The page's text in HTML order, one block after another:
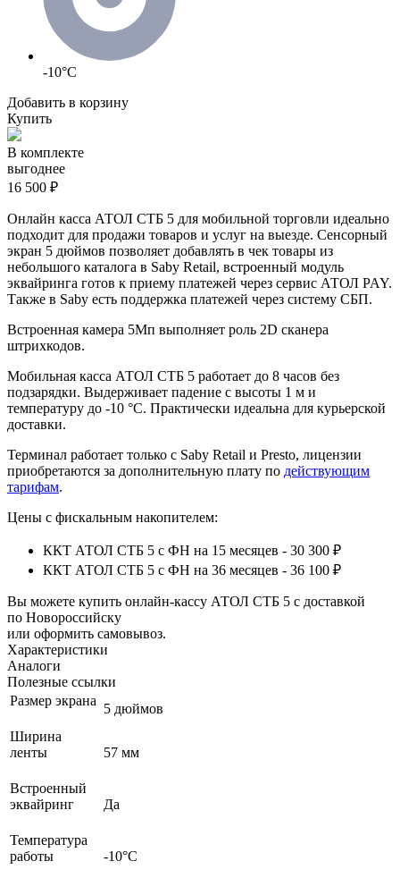
-10°C
Добавить в корзину
Купить
В комплекте
выгоднее
16 500 ₽
Онлайн касса АТОЛ СТБ 5 для мобильной торговли идеально
подходит для продажи товаров и услуг на выезде. Сенсорный
экран 5 дюймов позволяет добавлять в чек товары из
небольшого каталога в Saby Retail, встроенный модуль
эквайринга готов к приему платежей через сервис АТОЛ PAY.
Также в Saby есть поддержка платежей через систему СБП.
Встроенная камера 5Мп выполняет роль 2D сканера
штрихкодов.
Мобильная касса АТОЛ СТБ 5 работает до 8 часов без
подзарядки. Выдерживает падение с высоты 1 м и
температуру до -10 °С. Практически идеальна для курьерской
доставки.
Терминал работает только с Saby Retail и Presto, лицензии
приобретаются за дополнительную плату по действующим
тарифам.
Цены с фискальным накопителем:
ККТ АТОЛ СТБ 5 с ФН на 15 месяцев - 30 300 ₽
ККТ АТОЛ СТБ 5 с ФН на 36 месяцев - 36 100 ₽
Вы можете купить онлайн‑кассу АТОЛ СТБ 5 с доставкой
по Новороссийску
или оформить самовывоз.
Характеристики
Аналоги
Полезные ссылки
Размер экрана
5 дюймов
Ширина
ленты
57 мм
Встроенный
эквайринг
Да
Температура
работы
-10°C